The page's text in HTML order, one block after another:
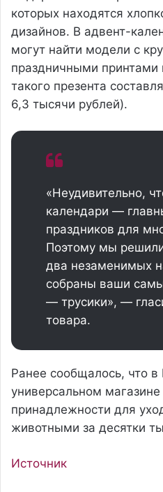
которых находятся
дизайнов. В адвент-
могут найти модели с
праздничными принтами
такого презента
6,3 тысячи рублей).
«Неудивительно,
календари —
праздников для
Поэтому мы
два незаменимых
собраны ваши
— трусики», —
товара.
Ранее сообщалось, что
универсальном
принадлежности для
животными за десятки
Источник